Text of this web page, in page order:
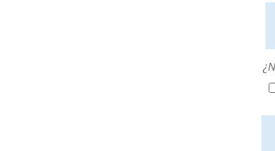
el